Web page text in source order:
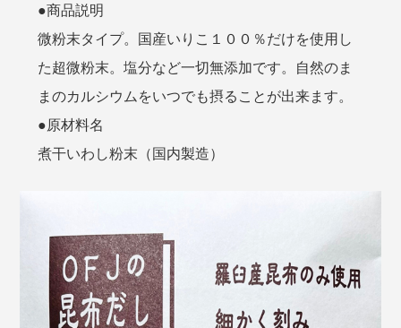
●商品説明
微粉末タイプ。国産いりこ１００％だけを使用し
た超微粉末。塩分など一切無添加です。自然のま
まのカルシウムをいつでも摂ることが出来ます。
●原材料名
煮干いわし粉末（国内製造）